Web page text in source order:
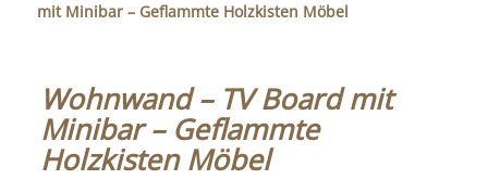
mit Minibar – Geflammte Holzkisten Möbel
Wohnwand – TV Board mit
Minibar – Geflammte
Holzkisten Möbel